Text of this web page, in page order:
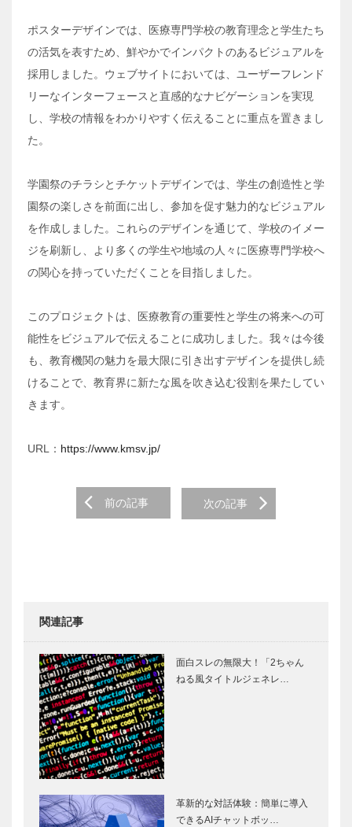
ポスターデザインでは、医療専門学校の教育理念と学生たち
の活気を表すため、鮮やかでインパクトのあるビジュアルを
採用しました。ウェブサイトにおいては、ユーザーフレンド
リーなインターフェースと直感的なナビゲーションを実現
し、学校の情報をわかりやすく伝えることに重点を置きまし
た。
学園祭のチラシとチケットデザインでは、学生の創造性と学
園祭の楽しさを前面に出し、参加を促す魅力的なビジュアル
を作成しました。これらのデザインを通じて、学校のイメー
ジを刷新し、より多くの学生や地域の人々に医療専門学校へ
の関心を持っていただくことを目指しました。
このプロジェクトは、医療教育の重要性と学生の将来への可
能性をビジュアルで伝えることに成功しました。我々は今後
も、教育機関の魅力を最大限に引き出すデザインを提供し続
けることで、教育界に新たな風を吹き込む役割を果たしてい
きます。
URL： https://www.kmsv.jp/
navigation
前の記事 次の記事
関連記事
面白スレの無限大！「2ちゃん
ねる風タイトルジェネレ…
革新的な対話体験：簡単に導入
できるAIチャットボッ…